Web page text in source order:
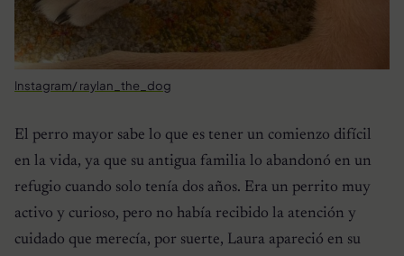
Instagram/ raylan_the_dog
El perro mayor sabe lo que es tener un comienzo difícil
en la vida, ya que su antigua familia lo abandonó en un
refugio cuando solo tenía dos años. Era un perrito muy
activo y curioso, pero no había recibido la atención y
cuidado que merecía, por suerte, Laura apareció en su